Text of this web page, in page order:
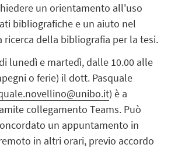
un orientamento all'uso
bibliografiche e un aiuto nel
della bibliografia per la tesi.
lunedì e martedì, dalle 10.00 alle
o ferie) il dott. Pasquale
) è a
collegamento Teams. Può
un appuntamento in
in altri orari, previo accordo